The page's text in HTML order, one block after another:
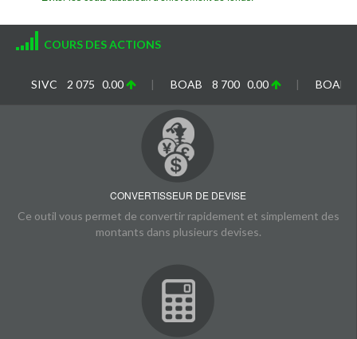
COURS DES ACTIONS
CONVERTISSEUR DE DEVISE
Ce outil vous permet de convertir rapidement et simplement des
montants dans plusieurs devises.